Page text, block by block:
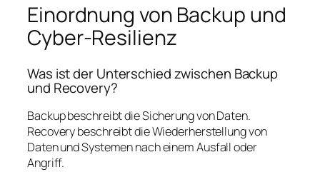
Einordnung von Backup und
Cyber-Resilienz
Was ist der Unterschied zwischen Backup
und Recovery?
Backup beschreibt die Sicherung von Daten.
Recovery beschreibt die Wiederherstellung von
Daten und Systemen nach einem Ausfall oder
Angriff.